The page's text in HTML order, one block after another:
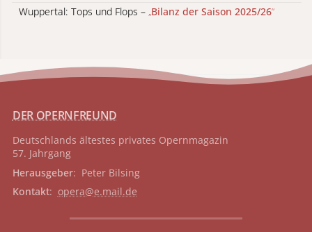
Wuppertal: Tops und Flops – „Bilanz der Saison 2025/26“
DER OPERNFREUND
Deutschlands ältestes privates Opernmagazin
57. Jahrgang
Herausgeber: Peter Bilsing
Kontakt: opera@e.mail.de